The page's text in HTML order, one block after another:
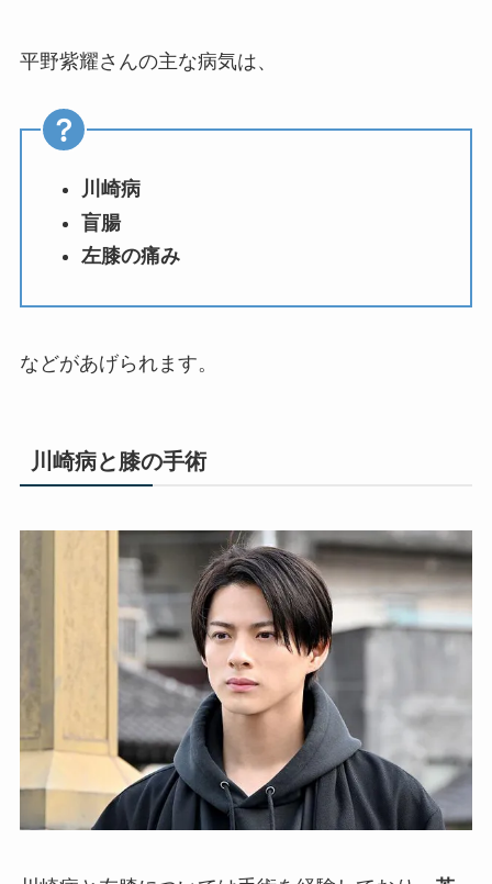
平野紫耀さんの主な病気は、
川崎病
盲腸
左膝の痛み
などがあげられます。
川崎病と膝の手術